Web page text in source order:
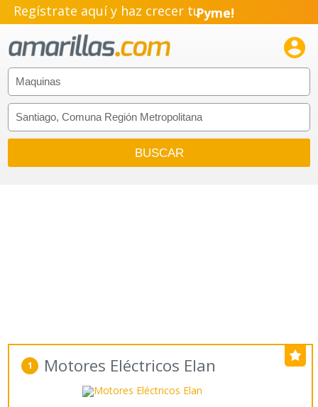
Regístrate aquí y haz crecer tuPyme!
Emprendimiento!

1 Motores Eléctricos Elan